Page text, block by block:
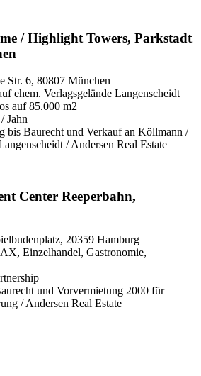
/ Highlight Towers, Parkstadt
Str. 6, 80807 München
ehem. Verlagsgelände Langenscheidt
auf 85.000 m2
Jahn
bis Baurecht und Verkauf an Köllmann /
/ Andersen Real Estate
Center Reeperbahn,
20359 Hamburg
Einzelhandel, Gastronomie,
und Vorvermietung 2000 für
/ Andersen Real Estate